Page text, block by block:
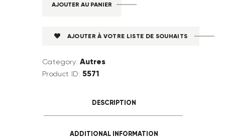
AJOUTER AU PANIER
AJOUTER À VOTRE LISTE DE SOUHAITS
Category:Autres
Product ID: 5571
DESCRIPTION
ADDITIONAL INFORMATION